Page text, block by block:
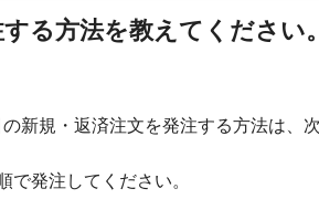
る方法を教えてください
新規・返済注文を発注する方法は、
発注してください。